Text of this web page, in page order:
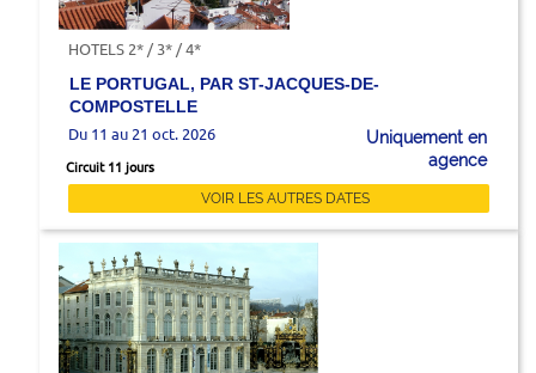
HOTELS 2* / 3* / 4*
LE PORTUGAL, PAR ST-JACQUES-DE-
COMPOSTELLE
Du 11 au 21 oct. 2026
Circuit 11 jours
Uniquement en
agence
VOIR LES AUTRES DATES